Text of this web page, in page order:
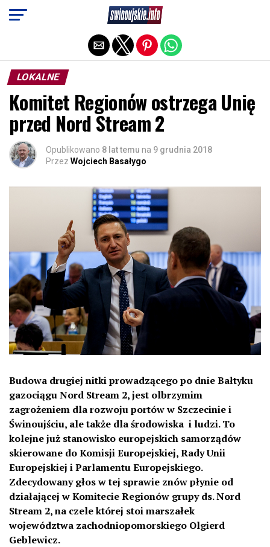
LOKALNE
Komitet Regionów ostrzega Unię
przed Nord Stream 2
Opublikowano 8 lat temu na 9 grudnia 2018
Przez Wojciech Basałygo
Budowa drugiej nitki prowadzącego po dnie Bałtyku
gazociągu Nord Stream 2, jest olbrzymim
zagrożeniem dla rozwoju portów w Szczecinie i
Świnoujściu, ale także dla środowiska i ludzi. To
kolejne już stanowisko europejskich samorządów
skierowane do Komisji Europejskiej, Rady Unii
Europejskiej i Parlamentu Europejskiego.
Zdecydowany głos w tej sprawie znów płynie od
działającej w Komitecie Regionów grupy ds. Nord
Stream 2, na czele której stoi marszałek
województwa zachodniopomorskiego Olgierd
Geblewicz.
Exit mobile version